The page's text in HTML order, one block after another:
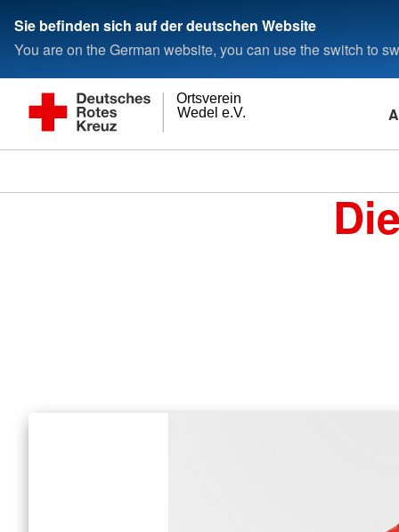
Sie befinden sich auf der deutschen Website
You are on the German website, you can use the switch to
Wedel e.V.
Ortsverein